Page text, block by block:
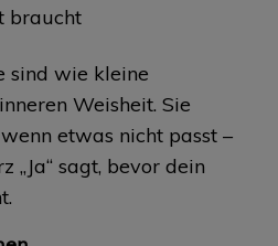
braucht
sind wie kleine
Weisheit. Sie
etwas nicht passt –
„Ja“ sagt, bevor dein